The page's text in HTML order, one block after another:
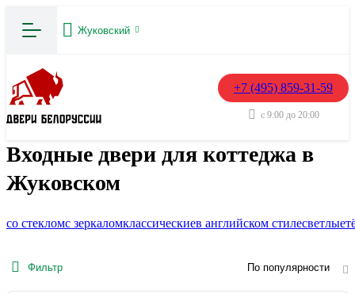
Жуковский
+7 (495) 859-31-59
с 9:00 до 20:00
Входные двери для коттеджа в
Жуковском
со стекломс зеркаломклассическиев английском стилесветлые
Фильтр По популярности